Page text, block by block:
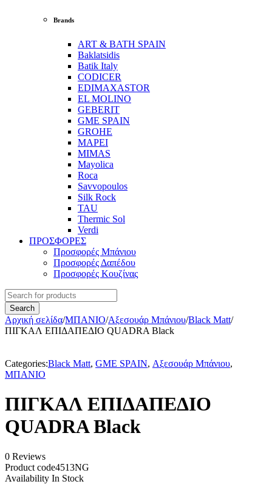
Brands
ART & BATH SPAIN
Baklatsidis
Batik Italy
CODICER
EDIMAXASTOR
EL MOLINO
GEBERIT
GME SPAIN
GROHE
MAPEI
MIMAS
Mayolica
Roca
Savvopoulos
Silk Rock
TAU
Thermic Sol
Verdi
ΠΡΟΣΦΟΡΕΣ
Προσφορές Μπάνιου
Προσφορές Δαπέδου
Προσφορές Κουζίνας
Αρχική σελίδα/ΜΠΑΝΙΟ/Αξεσουάρ Μπάνιου/Black Matt/
ΠΙΓΚΑΛ ΕΠΙΔΑΠΕΔΙΟ QUADRA Black
Categories:Black Matt, GME SPAIN, Αξεσουάρ Μπάνιου,
ΜΠΑΝΙΟ
ΠΙΓΚΑΛ ΕΠΙΔΑΠΕΔΙΟ
QUADRA Black
0 Reviews
Product code4513NG
Availability In Stock